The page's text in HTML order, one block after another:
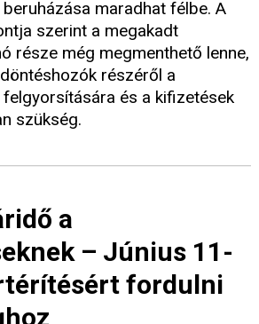
maradhat félbe. A
szerint a megakadt
része még megmenthető lenne,
részéről a
és a kifizetések
szükség.
a
– Június 11-
fordulni